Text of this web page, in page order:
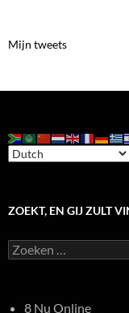
Mijn tweets
ZOEKT, EN GIJ ZULT
Zoeken
naar:
8 Nu Online